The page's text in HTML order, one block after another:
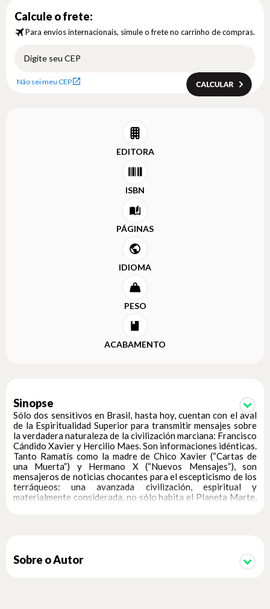
Calcule o frete:
Para envios internacionais, simule o frete no carrinho de compras.
Não sei meu CEP
EDITORA
ISBN
PÁGINAS
IDIOMA
PESO
ACABAMENTO
Sinopse
Sólo dos sensitivos en Brasil, hasta hoy, cuentan con el aval
de la Espiritualidad Superior para transmitir mensajes sobre
la verdadera naturaleza de la civilización marciana: Francisco
Cándido Xavier y Hercilio Maes. Son informaciones idénticas.
Tanto Ramatís como la madre de Chico Xavier (“Cartas de
una Muerta”) y Hermano X (“Nuevos Mensajes”), son
mensajeros de noticias chocantes para el escepticismo de los
terráqueos: una avanzada civilización, espiritual y
materialmente considerada, no sólo habita el Planeta Marte,
trascendental de los escenarios de ese mundo, con un
avanzado sistema de gobierno. Permite a nuestra curiosa
Sobre o Autor